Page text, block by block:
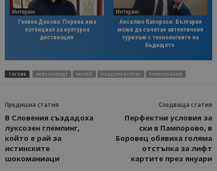
Интервю
Галина Декова: Перник има
потенциал за културна
дестинация
Интервю
Анселмо Капороси: България
може да съчетае автентичния
туризъм с технологиите на
бъдещето
ТАГОВЕ АКВА КАЛИДЕ МУЗЕЙ ОБЩИНА БУРГАС РИМСКА БАНЯ
Предишна статия
В Словения създадоха
луксозен глемпинг,
който е рай за
истинските
шокоманиаци
Следваща статия
Перфектни условия за
ски в Пампорово, в
Боровец обявиха голяма
отстъпка за лифт
картите през януари